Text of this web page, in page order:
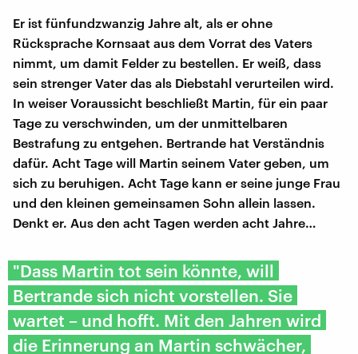
Er ist fünfundzwanzig Jahre alt, als er ohne
Rücksprache Kornsaat aus dem Vorrat des Vaters
nimmt, um damit Felder zu bestellen. Er weiß, dass
sein strenger Vater das als Diebstahl verurteilen wird.
In weiser Voraussicht beschließt Martin, für ein paar
Tage zu verschwinden, um der unmittelbaren
Bestrafung zu entgehen. Bertrande hat Verständnis
dafür. Acht Tage will Martin seinem Vater geben, um
sich zu beruhigen. Acht Tage kann er seine junge Frau
und den kleinen gemeinsamen Sohn allein lassen.
Denkt er. Aus den acht Tagen werden acht Jahre…
"Dass Martin tot sein könnte, will
Bertrande sich nicht vorstellen. Sie
wartet – und hofft. Mit den Jahren wird
die Erinnerung an Martin schwächer,